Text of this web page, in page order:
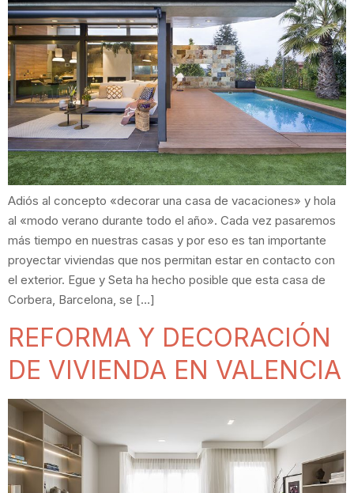
Adiós al concepto «decorar una casa de vacaciones» y hola
al «modo verano durante todo el año». Cada vez pasaremos
más tiempo en nuestras casas y por eso es tan importante
proyectar viviendas que nos permitan estar en contacto con
el exterior. Egue y Seta ha hecho posible que esta casa de
Corbera, Barcelona, se […]
REFORMA Y DECORACIÓN
DE VIVIENDA EN VALENCIA